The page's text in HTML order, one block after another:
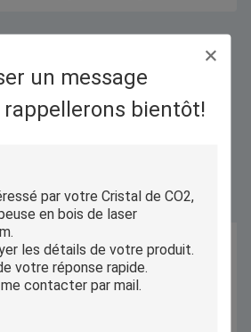
un message
rappellerons bientôt!
Semblables